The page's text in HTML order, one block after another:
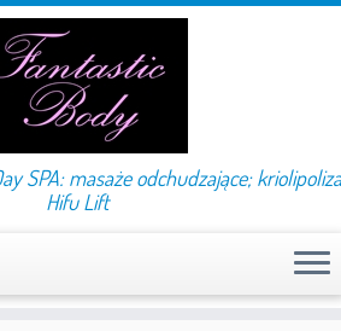
SPA: masaże odchudzające;
Hifu Lift